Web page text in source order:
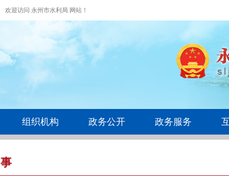
欢迎访问 永州市水利局 网站！
组织机构 政务公开 政务服务